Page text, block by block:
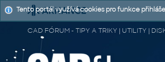
CAD FÓRUM - TIPY A TRIKY | UTILITY |
Tento portál využívá cookies pro funkce